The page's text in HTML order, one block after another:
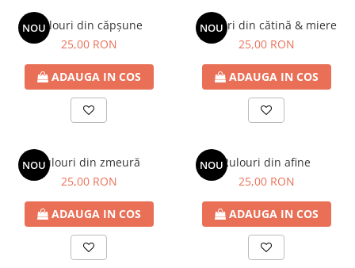
NOURulouri din căpșune
25,00 RON
ADAUGA IN COS
NOU
Rulouri din cătină & miere
25,00 RON
ADAUGA IN COS
NOURulouri din zmeură
25,00 RON
ADAUGA IN COS
NOURulouri din afine
25,00 RON
ADAUGA IN COS